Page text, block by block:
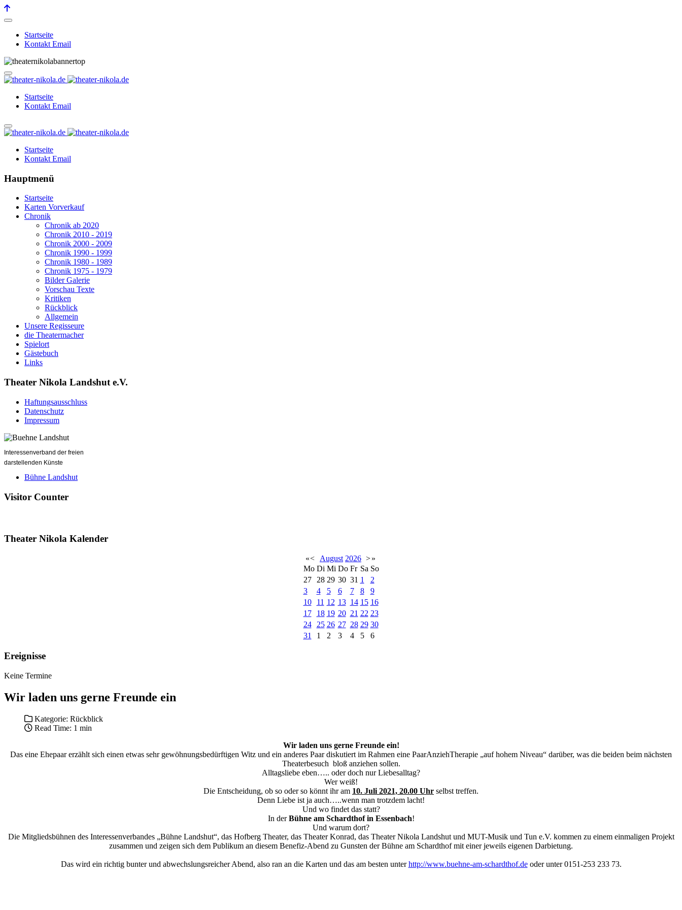
Startseite
Kontakt Email
Startseite
Kontakt Email
Startseite
Kontakt Email
Hauptmenü
Startseite
Karten Vorverkauf
Chronik
Chronik ab 2020
Chronik 2010 - 2019
Chronik 2000 - 2009
Chronik 1990 - 1999
Chronik 1980 - 1989
Chronik 1975 - 1979
Bilder Galerie
Vorschau Texte
Kritiken
Rückblick
Allgemein
Unsere Regisseure
die Theatermacher
Spielort
Gästebuch
Links
Theater Nikola Landshut e.V.
Haftungsausschluss
Datenschutz
Impressum
Interessenverband der freien
darstellenden Künste
Bühne Landshut
Visitor Counter
Theater Nikola Kalender
«< August 2026 >»
Mo Di Mi Do Fr Sa So
27
28 29 30 31 1
2
3
4 5 6 7 8
9
10
11 12 13 14 15 16
17
18 19 20 21 22 23
24
25 26 27 28 29 30
31
1 2 3 4 5 6
Ereignisse
Keine Termine
Wir laden uns gerne Freunde ein
Kategorie: Rückblick
Read Time: 1 min
Wir laden uns gerne Freunde ein!
Das eine Ehepaar erzählt sich einen etwas sehr gewöhnungsbedürftigen Witz und ein anderes Paar diskutiert im Rahmen eine PaarAnziehTherapie „auf hohem Niveau“ darüber, was die beiden beim nächsten
Theaterbesuch bloß anziehen sollen.
Alltagsliebe eben….. oder doch nur Liebesalltag?
Wer weiß!
Die Entscheidung, ob so oder so könnt ihr am 10. Juli 2021, 20.00 Uhr selbst treffen.
Denn Liebe ist ja auch…..wenn man trotzdem lacht!
Und wo findet das statt?
In derBühne am Schardthof in Essenbach!
Und warum dort?
Die Mitgliedsbühnen des Interessenverbandes „Bühne Landshut“, das Hofberg Theater, das Theater Konrad, das Theater Nikola Landshut und MUT-Musik und Tun e.V. kommen zu einem einmaligen Projekt
zusammen und zeigen sich dem Publikum an diesem Benefiz-Abend zu Gunsten der Bühne am Schardthof mit einer jeweils eigenen Darbietung.
Das wird ein richtig bunter und abwechslungsreicher Abend, also ran an die Karten und das am besten unterhttp://www.buehne-am-schardthof.deoder unter 0151-253 233 73.